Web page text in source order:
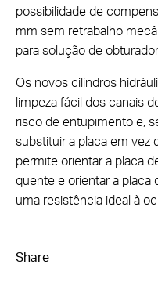
possibilidade de
mm sem retrabalho
para solução de
Os novos cilindros
limpeza fácil dos canais
risco de entupimento e,
substituir a placa em vez
permite orientar a placa
quente e orientar a placa
uma resistência ideal à
Share